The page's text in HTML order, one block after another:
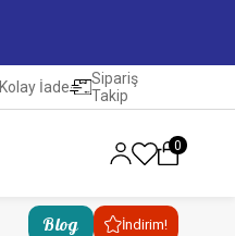
Kolay İade
Sipariş
Takip
0
Blog İndirim!